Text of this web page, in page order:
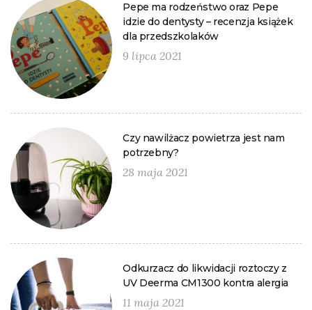
Pepe ma rodzeństwo oraz Pepe
idzie do dentysty – recenzja książek
dla przedszkolaków
9 lipca 2021
Czy nawilżacz powietrza jest nam
potrzebny?
28 maja 2021
Odkurzacz do likwidacji roztoczy z
UV Deerma CM1300 kontra alergia
11 maja 2021